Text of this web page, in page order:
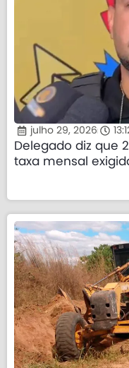
julho 29, 2026
Delegado diz que
taxa mensal